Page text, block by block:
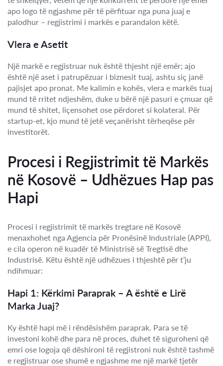
apo logo të ngjashme për të përfituar nga puna juaj e
palodhur – regjistrimi i markës e parandalon këtë.
Vlera e Asetit
Një markë e regjistruar nuk është thjesht një emër; ajo
është një aset i patrupëzuar i biznesit tuaj, ashtu siç janë
pajisjet apo pronat. Me kalimin e kohës, vlera e markës tuaj
mund të rritet ndjeshëm, duke u bërë një pasuri e çmuar që
mund të shitet, liçensohet ose përdoret si kolateral. Për
startup-et, kjo mund të jetë veçanërisht tërheqëse për
investitorët.
Procesi i Regjistrimit të Markës
në Kosovë – Udhëzues Hap pas
Hapi
Procesi i regjistrimit të markës tregtare në Kosovë
menaxhohet nga Agjencia për Pronësinë Industriale (APPI),
e cila operon në kuadër të Ministrisë së Tregtisë dhe
Industrisë. Këtu është një udhëzues i thjeshtë për t’ju
ndihmuar:
Hapi 1: Kërkimi Paraprak – A është e Lirë
Marka Juaj?
Ky është hapi më i rëndësishëm paraprak. Para se të
investoni kohë dhe para në proces, duhet të siguroheni që
emri ose logoja që dëshironi të regjistroni nuk është tashmë
e regjistruar ose shumë e ngjashme me një markë tjetër